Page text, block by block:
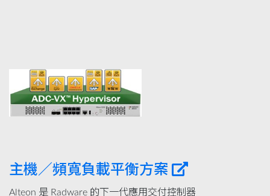
主機／頻寬負載平衡方案
Alteon 是 Radware 的下一代應用交付控制器